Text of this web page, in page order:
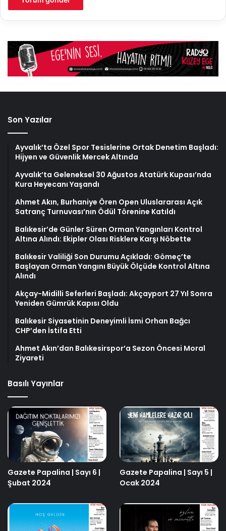
Son Yazılar
Ayvalık’ta Özel Spor Tesislerine Ortak Denetim Başladı:
Hijyen ve Güvenlik Mercek Altında
Ayvalık’ta Geleneksel 30 Ağustos Atatürk Kupası’nda
Kura Heyecanı Yaşandı
Ahmet Akın, Burhaniye Ören Open Uluslararası Açık
Satranç Turnuvası’nın Ödül Törenine Katıldı
Balıkesir’de Günler Süren Orman Yangınları Kontrol
Altına Alındı: Ekipler Olası Risklere Karşı Nöbette
Balıkesir Valiliği Son Durumu Açıkladı: Gömeç’te
Başlayan Orman Yangını Büyük Ölçüde Kontrol Altına
Alındı
Akçay-Midilli Seferleri Başladı: Akçayport 27 Yıl Sonra
Yeniden Gümrük Kapısı Oldu
Balıkesir Siyasetinin Deneyimli İsmi Orhan Bağcı
CHP’den İstifa Etti
Ahmet Akın’dan Balıkesirspor’a Sezon Öncesi Moral
Ziyareti
Basılı Yayınlar
Gazete Papalina | Sayı 6 |
Şubat 2024
Gazete Papalina | Sayı 5 |
Ocak 2024